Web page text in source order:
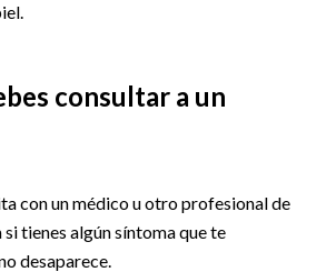
consultar a un
con un médico u otro profesional de
tienes algún síntoma que te
desaparece.